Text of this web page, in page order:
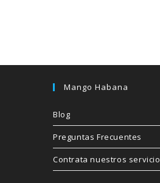
Mango Habana
Blog
Preguntas Frecuentes
Contrata nuestros